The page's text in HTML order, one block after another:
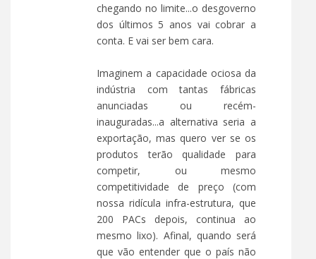
chegando no limite...o desgoverno
dos últimos 5 anos vai cobrar a
conta. E vai ser bem cara.
Imaginem a capacidade ociosa da
indústria com tantas fábricas
anunciadas ou recém-
inauguradas...a alternativa seria a
exportação, mas quero ver se os
produtos terão qualidade para
competir, ou mesmo
competitividade de preço (com
nossa ridícula infra-estrutura, que
200 PACs depois, continua ao
mesmo lixo). Afinal, quando será
que vão entender que o país não